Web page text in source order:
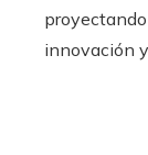
innovación